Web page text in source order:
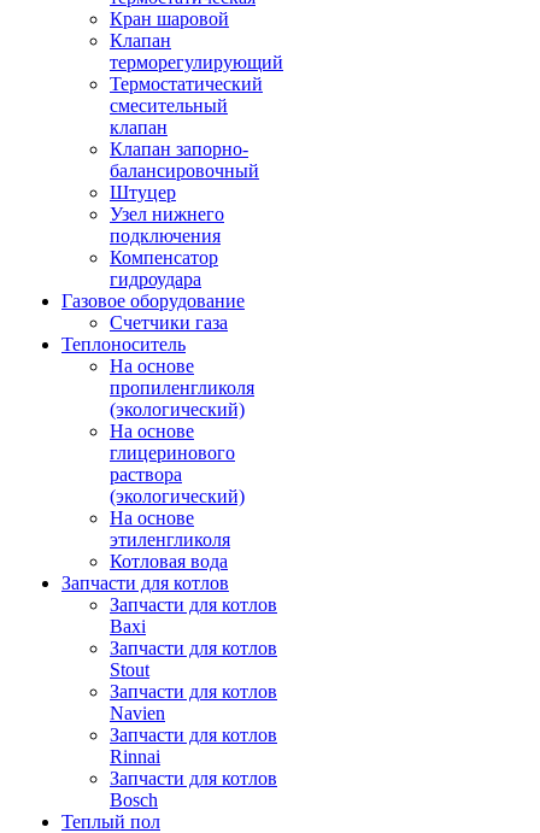
Кран шаровой
Клапан
терморегулирующий
Термостатический
смесительный
клапан
Клапан запорно-
балансировочный
Штуцер
Узел нижнего
подключения
Компенсатор
гидроудара
Газовое оборудование
Счетчики газа
Теплоноситель
На основе
пропиленгликоля
(экологический)
На основе
глицеринового
раствора
(экологический)
На основе
этиленгликоля
Котловая вода
Запчасти для котлов
Запчасти для котлов
Baxi
Запчасти для котлов
Stout
Запчасти для котлов
Navien
Запчасти для котлов
Rinnai
Запчасти для котлов
Bosch
Теплый пол